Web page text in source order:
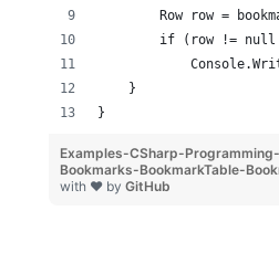
Row row =
if (row !=
    }
}
Examples-CSharp-
Bookmarks-BookmarkTable-
with ❤ by GitHub